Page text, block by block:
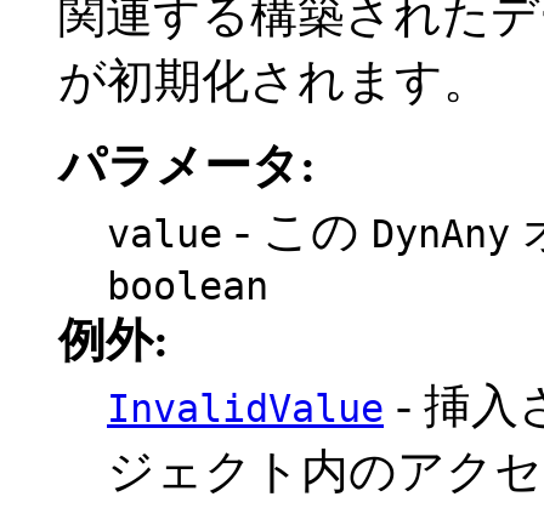
関連する構築された
が初期化されます。
パラメータ:
value - この DynAny
boolean
例外:
InvalidValue - 挿入
ジェクト内のアク